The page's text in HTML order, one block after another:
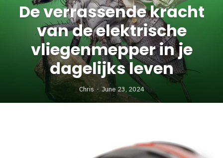
De verrassende kracht
van de elektrische
vliegenmepper in je
dagelijks leven
Chris June 23, 2024